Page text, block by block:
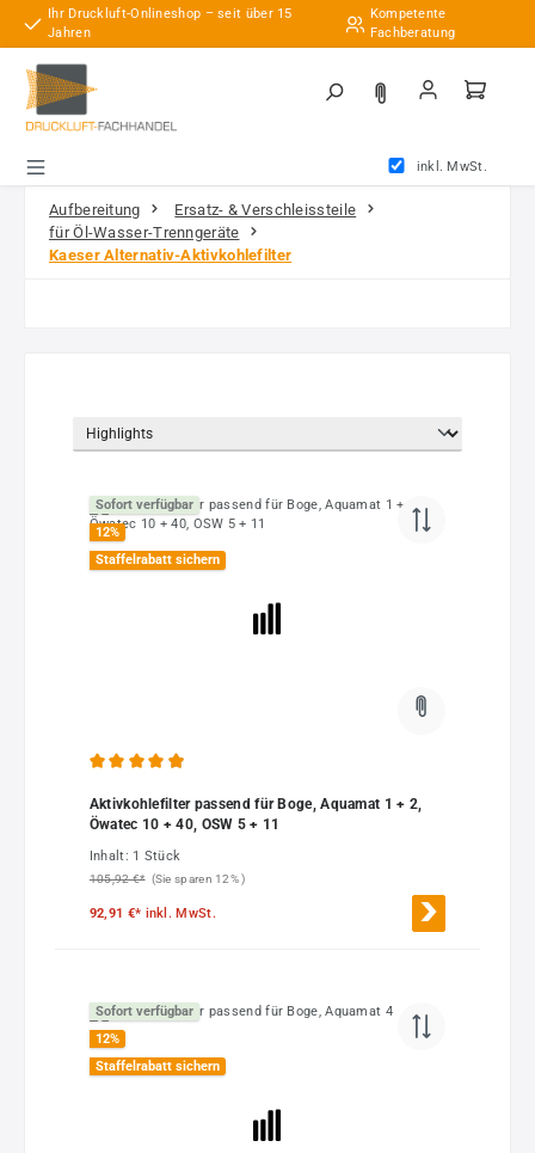
Zum Hauptinhalt springen
Ihr Druckluft-Onlineshop – seit über 15
Jahren
Kompetente
Fachberatung
inkl. MwSt.
Aufbereitung
Ersatz- & Verschleissteile
für Öl-Wasser-Trenngeräte
Kaeser Alternativ-Aktivkohlefilter
Sofort verfügbar
12%
Staffelrabatt sichern
Aktivkohlefilter passend für Boge, Aquamat 1 + 2,
Öwatec 10 + 40, OSW 5 + 11
Inhalt: 1 Stück
105,92 €* (Sie sparen 12% )
92,91 €* inkl. MwSt.
Sofort verfügbar
12%
Staffelrabatt sichern